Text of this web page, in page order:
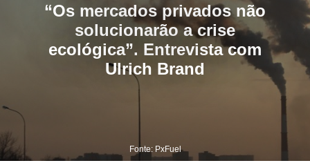
“Os mercados privados não
solucionarão a crise
ecológica”. Entrevista com
Ulrich Brand
Fonte: PxFuel